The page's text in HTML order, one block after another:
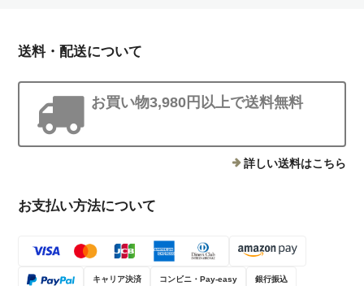
送料・配送について
お買い物3,980円以上で送料無料
詳しい送料はこちら
お支払い方法について
キャリア決済 コンビニ・Pay-easy 銀行振込